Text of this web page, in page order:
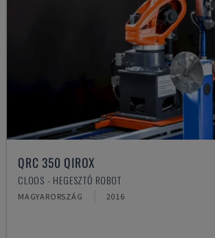
QRC 350 QIROX
CLOOS - HEGESZTŐ ROBOT
MAGYARORSZÁG 2016